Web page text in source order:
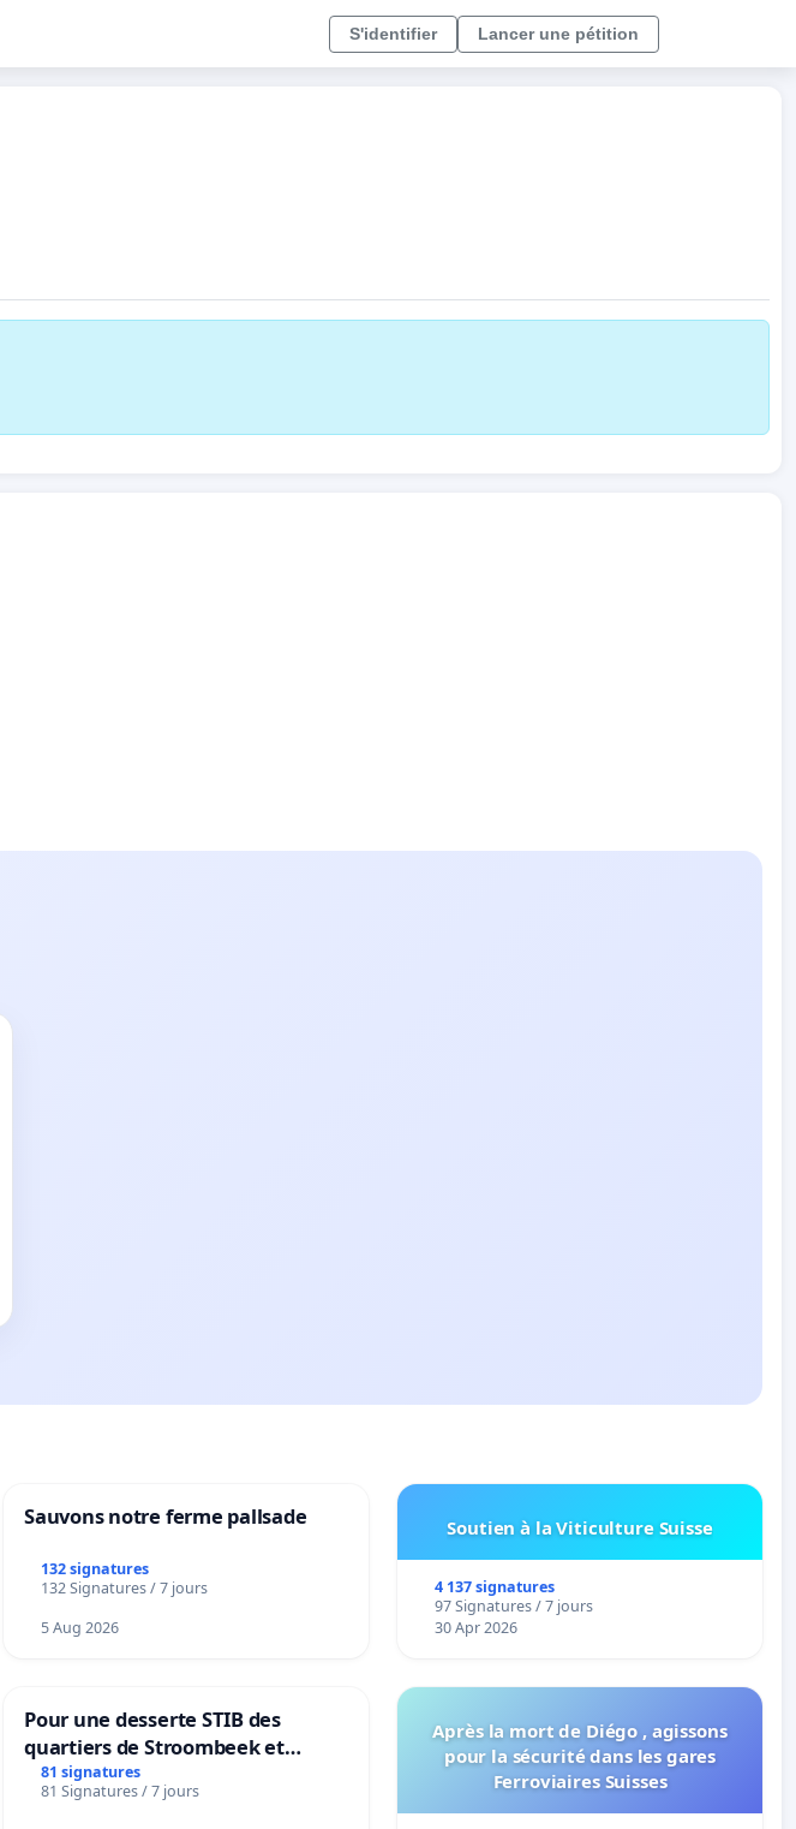
S'identifier Lancer une pétition
Sauvons notre ferme pallsade
132 signatures
132 Signatures / 7 jours
5 Aug 2026
Soutien à la Viticulture Suisse
4 137 signatures
97 Signatures / 7 jours
30 Apr 2026
Pour une desserte STIB des
quartiers de Stroombeek et
Beauval - Voor een MIVB-
bediening van de wijken
81 signatures
81 Signatures / 7 jours
Après la mort de Diégo , agissons
pour la sécurité dans les gares
Ferroviaires Suisses